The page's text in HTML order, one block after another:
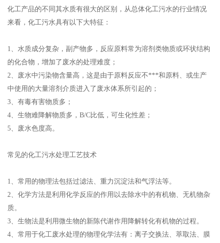
化工产品的不同其水质有很大的区别，从总体化工污水的行业情况
来看，化工污水具有以下大特征：
1、水质成分复杂，副产物多，反应原料常为溶剂类物质或环状结构
的化合物，增加了废水的处理难度；
2、废水中污染物含量高，这是由于原料反应不***和原料、或生产
中使用的大量溶剂介质进入 了废水体系所引起的；
3、有毒有害物质多；
4、生物难降解物质多，B/C比低，可生化性差；
5、废水色度高。
常见的化工污水处理工艺技术
1、常用的物理法包括过滤法、重力沉淀法和气浮法等。
2、化学方法是利用化学反应的作用以去除水中的有机物、无机物杂
质。
3、生物法是利用微生物的新陈代谢作用降解转化有机物的过程。
4、常用于化工废水处理的物理化学法有：离子交换法、萃取法、膜